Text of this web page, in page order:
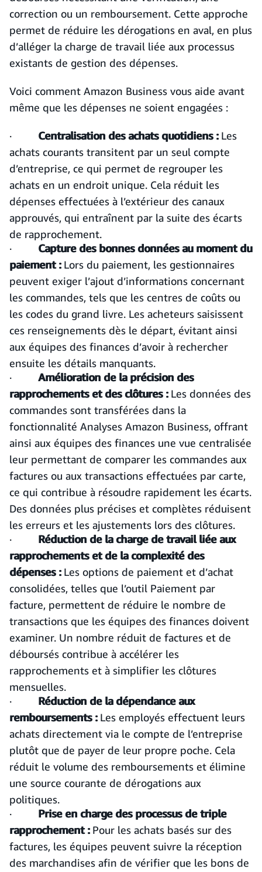
correction ou un remboursement. Cette approche
permet de réduire les dérogations en aval, en plus
d’alléger la charge de travail liée aux processus
existants de gestion des dépenses.
Voici comment Amazon Business vous aide avant
même que les dépenses ne soient engagées :
· Centralisation des achats quotidiens :Les
achats courants transitent par un seul compte
d’entreprise, ce qui permet de regrouper les
achats en un endroit unique. Cela réduit les
dépenses effectuées à l’extérieur des canaux
approuvés, qui entraînent par la suite des écarts
de rapprochement.
· Capture des bonnes données au moment du
paiement :Lors du paiement, les gestionnaires
peuvent exiger l’ajout d’informations concernant
les commandes, tels que les centres de coûts ou
les codes du grand livre. Les acheteurs saisissent
ces renseignements dès le départ, évitant ainsi
aux équipes des finances d’avoir à rechercher
ensuite les détails manquants.
· Amélioration de la précision des
rapprochements et des clôtures :Les données des
commandes sont transférées dans la
fonctionnalité Analyses Amazon Business, offrant
ainsi aux équipes des finances une vue centralisée
leur permettant de comparer les commandes aux
factures ou aux transactions effectuées par carte,
ce qui contribue à résoudre rapidement les écarts.
Des données plus précises et complètes réduisent
les erreurs et les ajustements lors des clôtures.
· Réduction de la charge de travail liée aux
rapprochements et de la complexité des
dépenses :Les options de paiement et d’achat
consolidées, telles que l’outil Paiement par
facture, permettent de réduire le nombre de
transactions que les équipes des finances doivent
examiner. Un nombre réduit de factures et de
déboursés contribue à accélérer les
rapprochements et à simplifier les clôtures
mensuelles.
· Réduction de la dépendance aux
remboursements :Les employés effectuent leurs
achats directement via le compte de l’entreprise
plutôt que de payer de leur propre poche. Cela
réduit le volume des remboursements et élimine
une source courante de dérogations aux
politiques.
· Prise en charge des processus de triple
rapprochement :Pour les achats basés sur des
factures, les équipes peuvent suivre la réception
des marchandises afin de vérifier que les bons de